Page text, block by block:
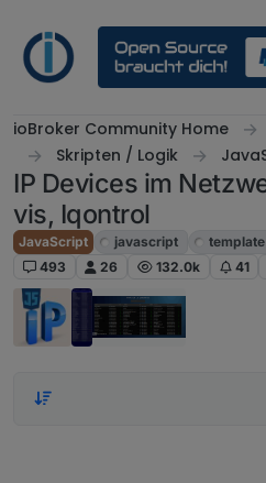
ioBroker Community Home
Skripten / Logik
IP Devices im
vis, Iqontrol
JavaScript javascript
template
493
26 132.0k 41